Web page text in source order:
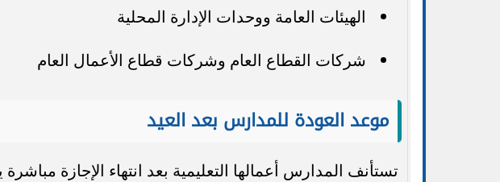
الهيئات العامة ووحدات الإدارة المحلية
شركات القطاع العام وشركات قطاع الأعمال العام
موعد العودة للمدارس بعد العيد